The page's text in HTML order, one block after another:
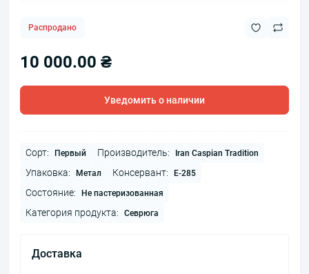
Распродано
10 000.00 ₴
Уведомить о наличии
Сорт: Первый Производитель: Iran Caspian Tradition
Упаковка: Метал Консервант: E-285
Состояние: Не пастеризованная
Категория продукта: Севрюга
Доставка